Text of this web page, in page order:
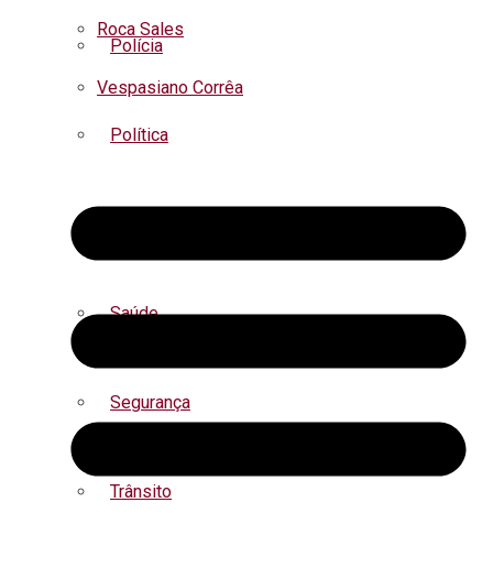
Polícia
Política
Saúde
Segurança
Trânsito
Roca Sales
Vespasiano Corrêa